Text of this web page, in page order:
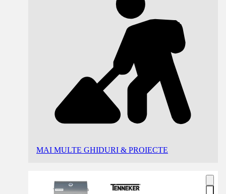
MAI MULTE GHIDURI & PROIECTE